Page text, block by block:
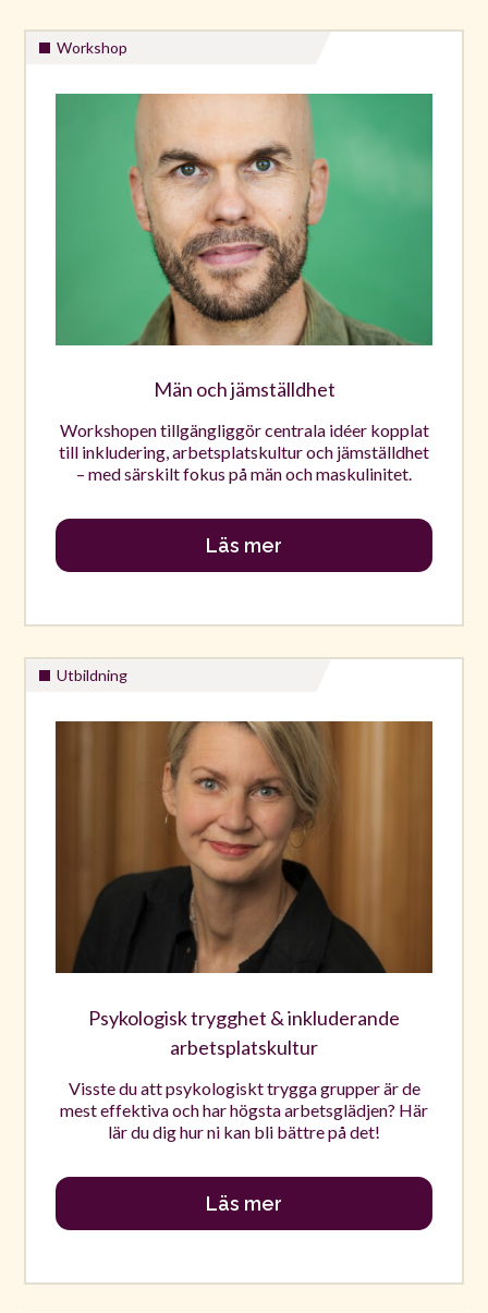
Workshop
Män och jämställdhet
Workshopen tillgängliggör centrala idéer kopplat
till inkludering, arbetsplatskultur och jämställdhet
– med särskilt fokus på män och maskulinitet.
Läs mer
Utbildning
Psykologisk trygghet & inkluderande
arbetsplatskultur
Visste du att psykologiskt trygga grupper är de
mest effektiva och har högsta arbetsglädjen? Här
lär du dig hur ni kan bli bättre på det!
Läs mer